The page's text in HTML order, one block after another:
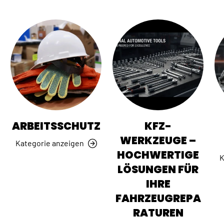
ARBEITSSCHUTZ
Kategorie anzeigen
KFZ-
WERKZEUGE –
HOCHWERTIGE
LÖSUNGEN FÜR
IHRE
FAHRZEUGREPA
RATUREN